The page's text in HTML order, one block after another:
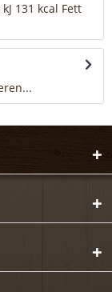
131 kcal Fett